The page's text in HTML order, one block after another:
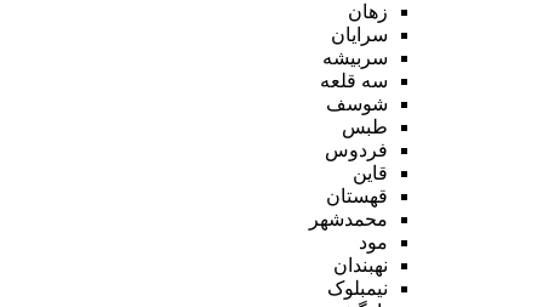
زهان
سرایان
سربیشه
سه قلعه
شوسف
طبس
فردوس
قاین
قهستان
محمدشهر
مود
نهبندان
نیمبلوک